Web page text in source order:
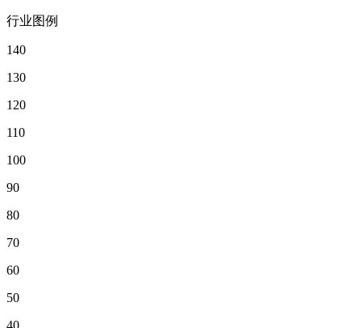
行业图例
140
130
120
110
100
90
80
70
60
50
40